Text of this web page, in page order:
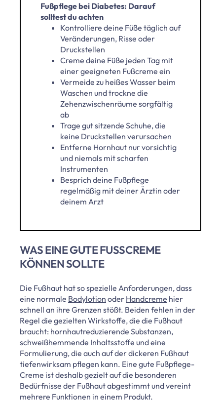
Fußpflege bei Diabetes: Darauf
solltest du achten
Kontrolliere deine Füße täglich auf
Veränderungen, Risse oder
Druckstellen
Creme deine Füße jeden Tag mit
einer geeigneten Fußcreme ein
Vermeide zu heißes Wasser beim
Waschen und trockne die
Zehenzwischenräume sorgfältig
ab
Trage gut sitzende Schuhe, die
keine Druckstellen verursachen
Entferne Hornhaut nur vorsichtig
und niemals mit scharfen
Instrumenten
Besprich deine Fußpflege
regelmäßig mit deiner Ärztin oder
deinem Arzt
WAS EINE GUTE FUSSCREME K
ÖNNEN SOLLTE
Die Fußhaut hat so spezielle Anforderungen, dass
eine normale Bodylotion oder Handcreme hier
schnell an ihre Grenzen stößt. Beiden fehlen in der
Regel die gezielten Wirkstoffe, die die Fußhaut
braucht: hornhautreduzierende Substanzen,
schweißhemmende Inhaltsstoffe und eine
Formulierung, die auch auf der dickeren Fußhaut
tiefenwirksam pflegen kann. Eine gute Fußpflege-
Creme ist deshalb gezielt auf die besonderen
Bedürfnisse der Fußhaut abgestimmt und vereint
mehrere Funktionen in einem Produkt.